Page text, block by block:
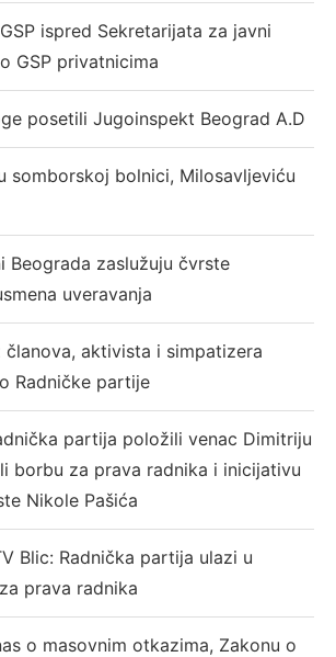
ispred Sekretarijata za javni
GSP privatnicima
posetili Jugoinspekt Beograd A.D
somborskoj bolnici, Milosavljeviću
Beograda zaslužuju čvrste
uveravanja
članova, aktivista i simpatizera
Radničke partije
partija položili venac Dimitriju
borbu za prava radnika i inicijativu
Nikole Pašića
Blic: Radnička partija ulazi u
prava radnika
o masovnim otkazima, Zakonu o